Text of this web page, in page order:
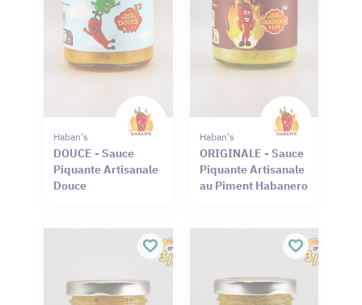
Haban's
DOUCE - Sauce
Piquante Artisanale
Douce
Haban's
ORIGINALE - Sauce
Piquante Artisanale
au Piment Habanero